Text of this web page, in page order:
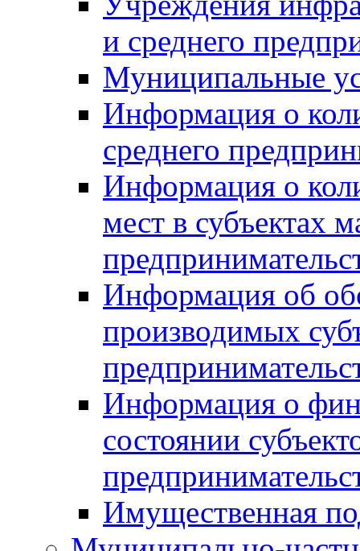
и среднего
Муниципальные
Информация о
среднего
Информация о
мест в субъектах
Информация об
производимых
Информация о
состоянии
Имущественная